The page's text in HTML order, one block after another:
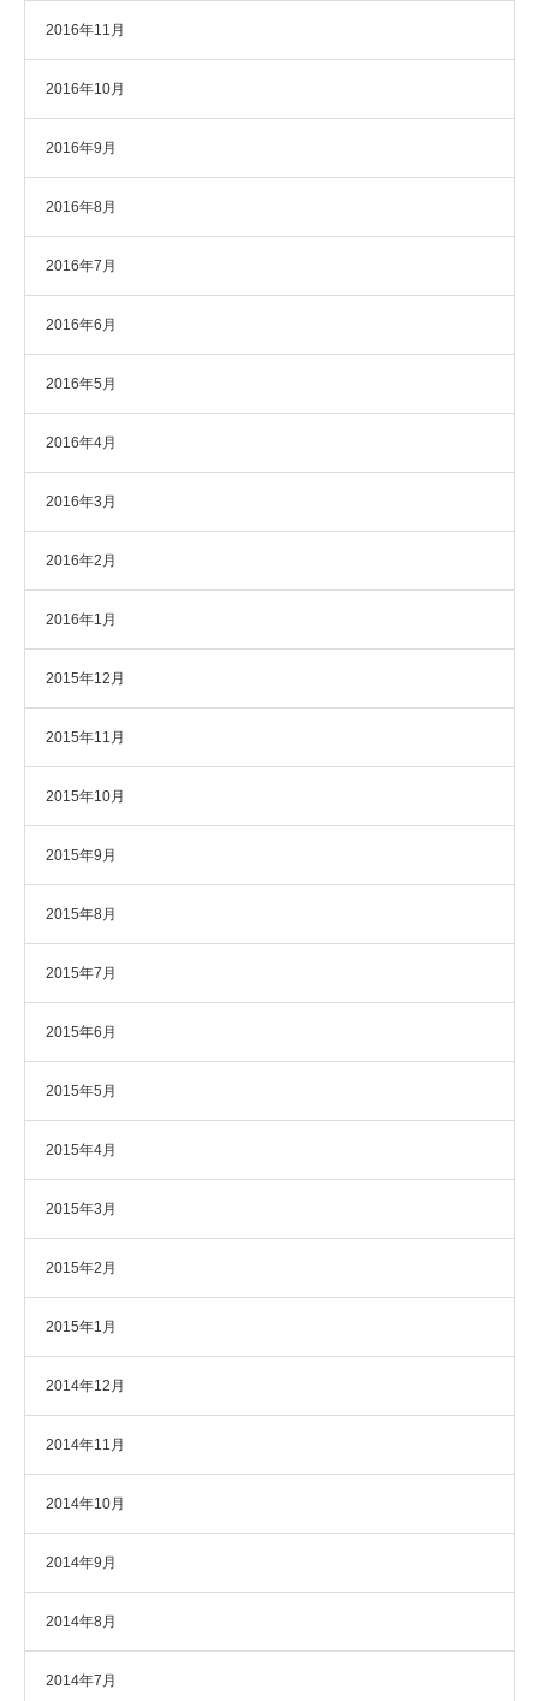
2016年11月
2016年10月
2016年9月
2016年8月
2016年7月
2016年6月
2016年5月
2016年4月
2016年3月
2016年2月
2016年1月
2015年12月
2015年11月
2015年10月
2015年9月
2015年8月
2015年7月
2015年6月
2015年5月
2015年4月
2015年3月
2015年2月
2015年1月
2014年12月
2014年11月
2014年10月
2014年9月
2014年8月
2014年7月